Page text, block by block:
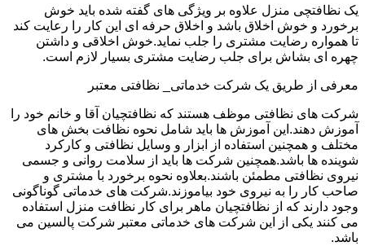
یک نظافتچی منزل علاوه بر ویژگی های گفته شده باید خوش
برخورد و خوش اخلاق باشد و اخلاق حرفه ای این کار را رعایت کند
تا همواره رضایت مشتری را جلب نماید.خوش اخلاقی و داشتن
چهره ای بشاش برای جلب رضایت مشتری بسیار لازم است.
معرفی از طریق یک شرکت خدماتی_ نظافتی معتبر
شرکت های نظافتی موظف هستند که نظافتچیان آقا و خانم خود را
آموزش دهند.این آموزش ها باید شامل نحوه نظافت بخش های
مختلف و همچنین استفاده از ابزار و وسایل نظافتی و کارکرد
شوینده ها باشد.همچنین شرکت ها باید از سلامت روانی و جسمی
نیروی نظافتی مطمئن باشند.بعلاوه نحوه برخورد با مشتری و
صاحب کار را به نیروی خود بیاموزند.شرکت های خدماتی گوناگونی
وجود دارند که از نظافتچیان ماهر برای کار نظافت منزل استفاده
می کنند یکی از این شرکت های خدماتی معتبر شرکت پالسین می
باشد.